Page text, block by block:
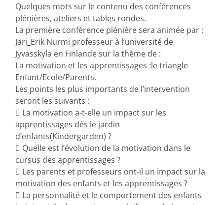
Quelques mots sur le contenu des conférences
plénières, ateliers et tables rondes.
La première conférence plénière sera animée par :
Jari_Erik Nurmi professeur à l’université de
Jyvasskyla en Finlande sur la thème de :
La motivation et les apprentissages :le triangle
Enfant/Ecole/Parents.
Les points les plus importants de l’intervention
seront les suivants :
 La motivation a-t-elle un impact sur les
apprentissages dès le jardin
d’enfants(Kindergarden) ?
 Quelle est l’évolution de la motivation dans le
cursus des apprentissages ?
 Les parents et professeurs ont-il un impact sur la
motivation des enfants et les apprentissages ?
 La personnalité et le comportement des enfants